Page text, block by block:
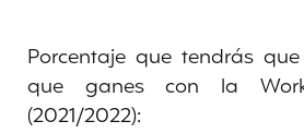
Porcentaje que tendrás
que ganes con la
(2021/2022):